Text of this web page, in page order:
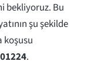
bekliyoruz. Bu
şu şekilde
koşusu
.